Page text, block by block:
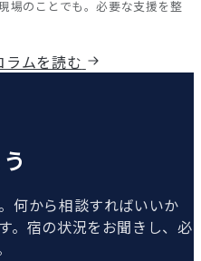
場のことでも。必要な支援を整
ラムを読む
何から相談すればいいか
。宿の状況をお聞きし、必